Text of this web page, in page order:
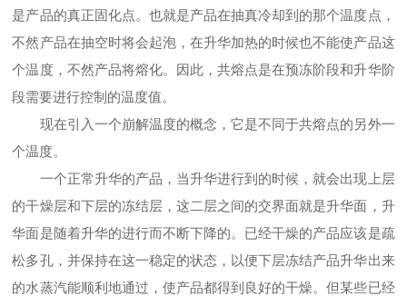
是产品的真正固化点。也就是产品在抽真冷却到的那个温度点，
不然产品在抽空时将会起泡，在升华加热的时候也不能使产品这
个温度，不然产品将熔化。因此，共熔点是在预冻阶段和升华阶
段需要进行控制的温度值。
现在引入一个崩解温度的概念，它是不同于共熔点的另外一
个温度。
一个正常升华的产品，当升华进行到的时候，就会出现上层
的干燥层和下层的冻结层，这二层之间的交界面就是升华面，升
华面是随着升华的进行而不断下降的。已经干燥的产品应该是疏
松多孔，并保持在这一稳定的状态，以便下层冻结产品升华出来
的水蒸汽能顺利地通过，使产品都得到良好的干燥。但某些已经